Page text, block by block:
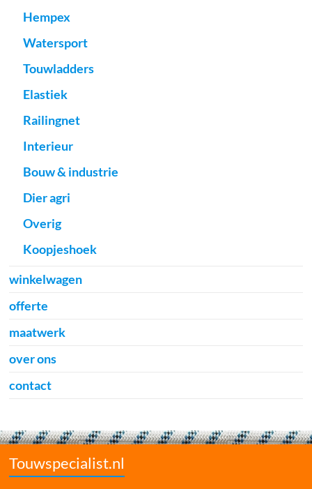
Hempex
Watersport
Touwladders
Elastiek
Railingnet
Interieur
Bouw & industrie
Dier agri
Overig
Koopjeshoek
winkelwagen
offerte
maatwerk
over ons
contact
Touwspecialist.nl